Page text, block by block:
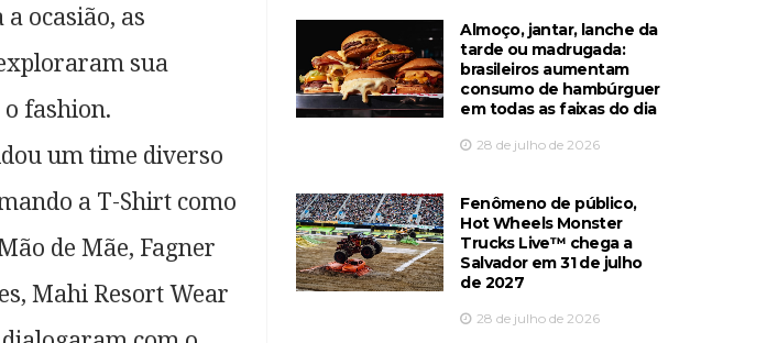
ocasião, as
sua
fashion.
um time diverso
a T-Shirt como
de Mãe, Fagner
Mahi Resort Wear
Almoço, jantar, lanche da
tarde ou madrugada:
brasileiros aumentam
consumo de hambúrguer
em todas as faixas do dia
28 de julho de 2026
Fenômeno de público,
Hot Wheels Monster
Trucks Live™️ chega a
Salvador em 31 de julho
de 2027
28 de julho de 2026